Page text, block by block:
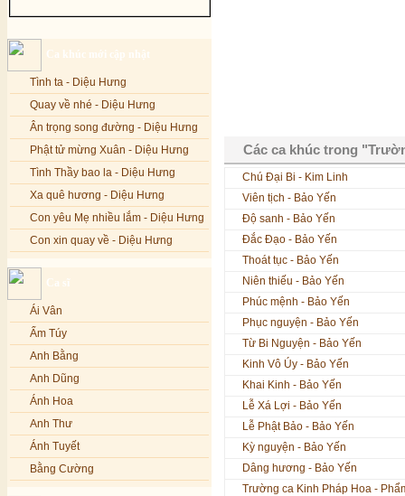
Ca khúc mới cập nhật
Tình ta - Diệu Hưng
Quay về nhé - Diệu Hưng
Ân trọng song đường - Diệu Hưng
Phật tử mừng Xuân - Diệu Hưng
Tình Thầy bao la - Diệu Hưng
Xa quê hương - Diệu Hưng
Con yêu Mẹ nhiều lắm - Diệu Hưng
Con xin quay về - Diệu Hưng
Nếu xa Phật - Diệu Hưng
Tình Lam - Kim Khánh & Hoàng
Vĩnh
Xin cho con niềm tin - Kim Linh
Quán Âm Mẹ hiền - Kim Linh
Nhạc niệm Nam Mô A Di Đà Phật -
Kim Linh
Mẹ Từ Bi - Kim Linh
12 Lời nguyện của Bồ tát Quán Thế
Âm - Kim Linh
Ca sĩ
Ái Vân
Ẩm Túy
Anh Bằng
Anh Dũng
Ánh Hoa
Anh Thư
Ánh Tuyết
Bằng Cường
Các ca khúc trong
Chú Đại Bi - Kim Linh
Viên tịch - Bảo Yến
Độ sanh - Bảo Yến
Đắc Đạo - Bảo Yến
Thoát tục - Bảo Yến
Niên thiếu - Bảo Yến
Phúc mệnh - Bảo Yến
Phục nguyện - Bảo Yến
Từ Bi Nguyện - Bảo Yến
Kinh Vô Úy - Bảo Yến
Khai Kinh - Bảo Yến
Lễ Xá Lợi - Bảo Yến
Lễ Phật Bảo - Bảo Yến
Kỳ nguyện - Bảo Yến
Dâng hương - Bảo Yến
Trường ca Kinh Pháp Hoa -